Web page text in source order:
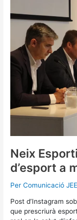
Neix
d’esport a
Per Comunicació
Post d’Instagram
que prescriurà
d’esport